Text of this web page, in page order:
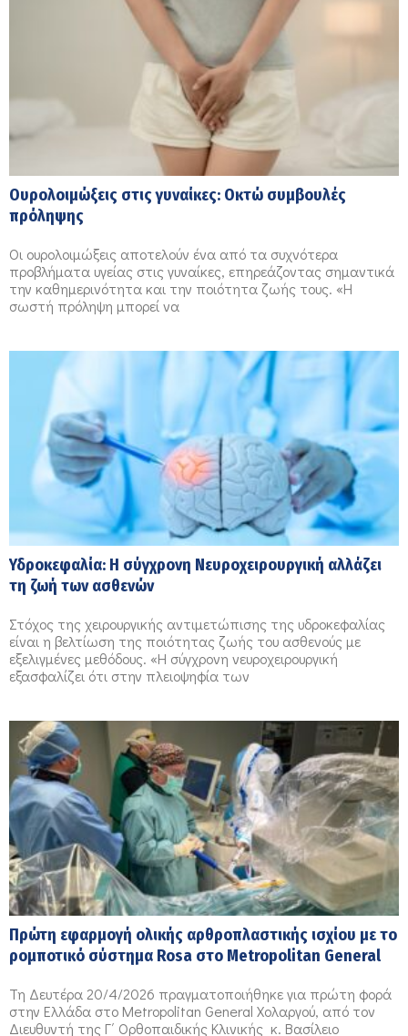
Ουρολοιμώξεις στις γυναίκες: Οκτώ συμβουλές
πρόληψης
Οι ουρολοιμώξεις αποτελούν ένα από τα συχνότερα
προβλήματα υγείας στις γυναίκες, επηρεάζοντας σημαντικά
την καθημερινότητα και την ποιότητα ζωής τους. «Η
σωστή πρόληψη μπορεί να
Υδροκεφαλία: Η σύγχρονη Νευροχειρουργική αλλάζει
τη ζωή των ασθενών
Στόχος της χειρουργικής αντιμετώπισης της υδροκεφαλίας
είναι η βελτίωση της ποιότητας ζωής του ασθενούς με
εξελιγμένες μεθόδους. «Η σύγχρονη νευροχειρουργική
εξασφαλίζει ότι στην πλειοψηφία των
Πρώτη εφαρμογή ολικής αρθροπλαστικής ισχίου με το
ρομποτικό σύστημα Rosa στο Metropolitan General
Τη Δευτέρα 20/4/2026 πραγματοποιήθηκε για πρώτη φορά
στην Ελλάδα στο Μetropolitan General Χολαργού, από τον
Διευθυντή της Γ΄ Ορθοπαιδικής Κλινικής κ. Βασίλειο